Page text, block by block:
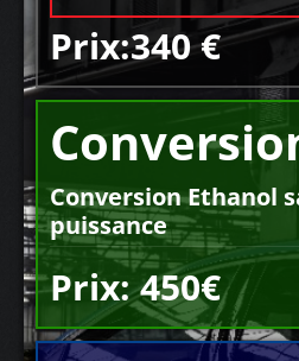
Prix:340 €
Conversion Ethanol
puissance
Prix: 450€